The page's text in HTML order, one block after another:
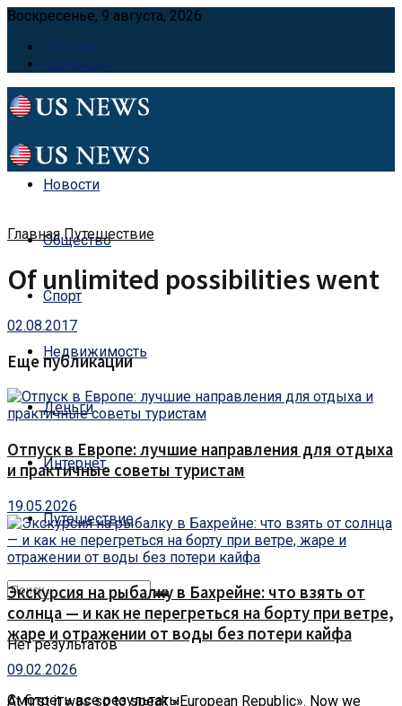
Воскресенье, 9 августа, 2026
Главная
Контакты
Новости
Общество
Спорт
Недвижимость
Деньги
Интернет
Путешествие
Нет результатов
Смотреть все результаты
Главная Путешествие
Of unlimited possibilities went
02.08.2017
Еще публикации
Отпуск в Европе: лучшие направления для отдыха
и практичные советы туристам
19.05.2026
Экскурсия на рыбалку в Бахрейне: что взять от
солнца — и как не перегреться на борту при ветре,
жаре и отражении от воды без потери кайфа
09.02.2026
At first it was so to speak «European Republic». Now we